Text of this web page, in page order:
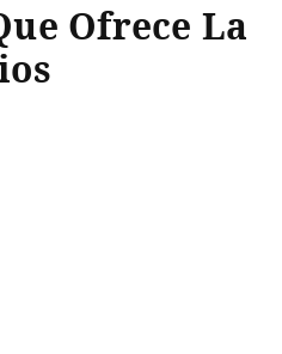
Ofrece La